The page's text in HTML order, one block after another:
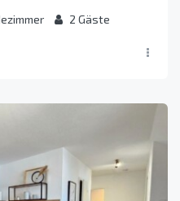
2 Gäste